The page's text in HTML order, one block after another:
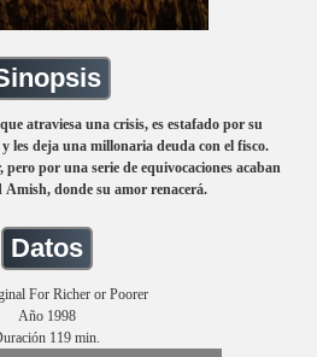
atraviesa una crisis, es estafado por su
les deja una millonaria deuda con el fisco.
por una serie de equivocaciones acaban
donde su amor renacerá.
Datos
For Richer or Poorer
Año 1998
119 min.